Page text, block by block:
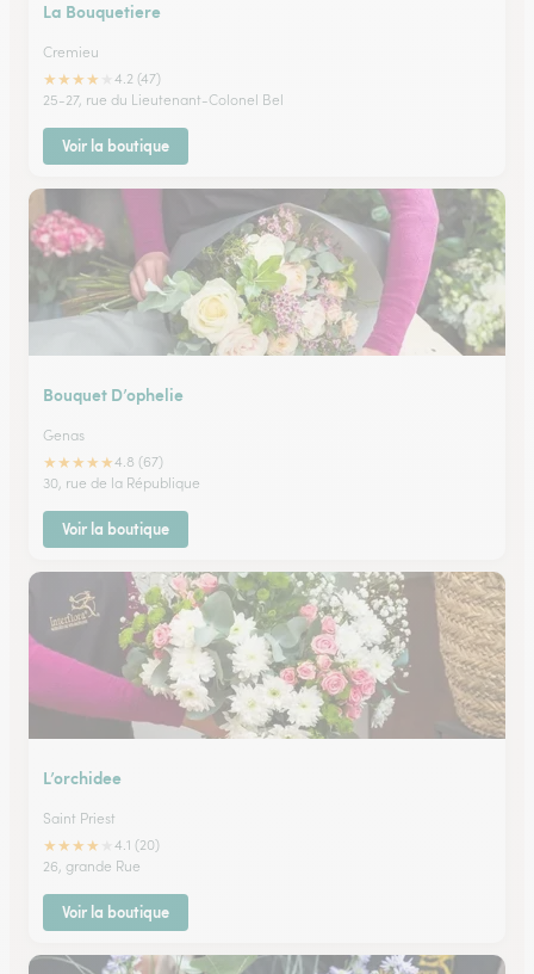
La Bouquetiere
Cremieu
★★★★
4.2 (47)
25-27, rue du Lieutenant-Colonel Bel
Voir la boutique
Bouquet D’ophelie
Genas
★★★★★4.8 (67)
30, rue de la République
Voir la boutique
L’orchidee
Saint Priest
★★★★
4.1 (20)
26, grande Rue
Voir la boutique